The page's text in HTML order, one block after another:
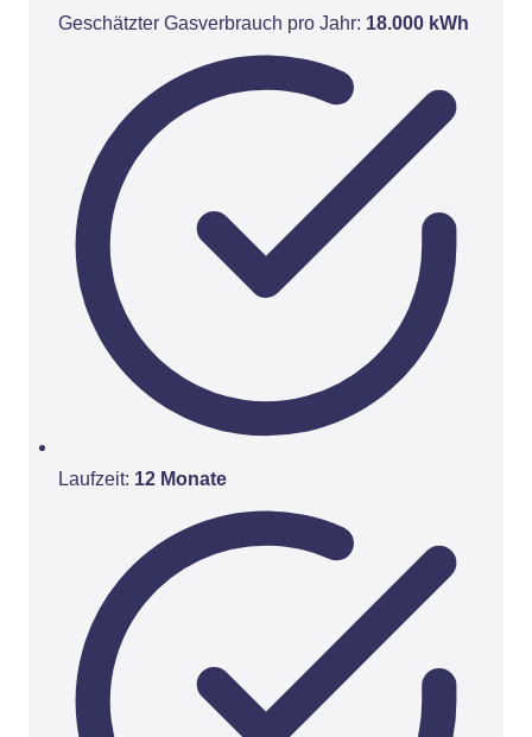
Geschätzter Gasverbrauch pro Jahr: 18.000 kWh
Laufzeit: 12 Monate